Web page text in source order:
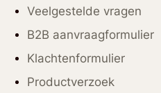
Veelgestelde vragen
B2B aanvraagformulier
Klachtenformulier
Productverzoek